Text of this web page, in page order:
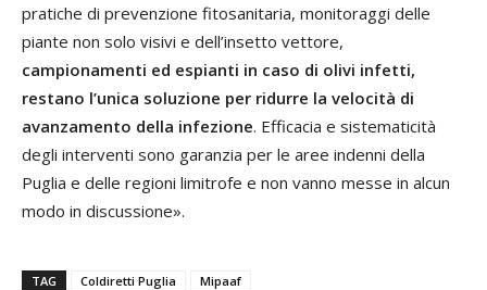
pratiche di prevenzione fitosanitaria, monitoraggi delle
piante non solo visivi e dell’insetto vettore,
campionamenti ed espianti in caso di olivi infetti,
restano l’unica soluzione per ridurre la velocità di
avanzamento della infezione. Efficacia e sistematicità
degli interventi sono garanzia per le aree indenni della
Puglia e delle regioni limitrofe e non vanno messe in alcun
modo in discussione».
TAG Coldiretti Puglia Mipaaf